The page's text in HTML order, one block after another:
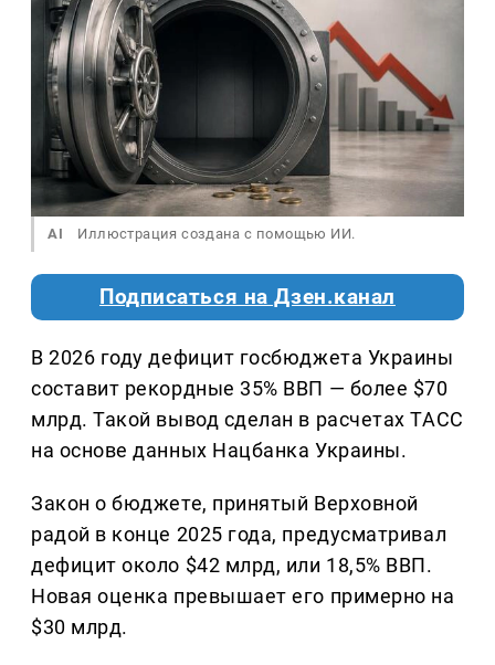
AI Иллюстрация создана с помощью ИИ.
Подписаться на Дзен.канал
В 2026 году дефицит госбюджета Украины
составит рекордные 35% ВВП — более $70
млрд. Такой вывод сделан в расчетах ТАСС
на основе данных Нацбанка Украины.
Закон о бюджете, принятый Верховной
радой в конце 2025 года, предусматривал
дефицит около $42 млрд, или 18,5% ВВП.
Новая оценка превышает его примерно на
$30 млрд.